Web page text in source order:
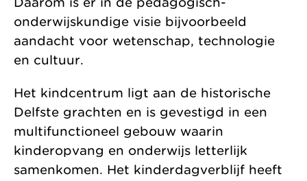
onderwijskundige visie bijvoorbeeld
aandacht voor wetenschap, technologie
en cultuur.
Het kindcentrum ligt aan de historische
Delfste grachten en is gevestigd in een
multifunctioneel gebouw waarin
kinderopvang en onderwijs letterlijk
samenkomen. Het kinderdagverblijf heeft